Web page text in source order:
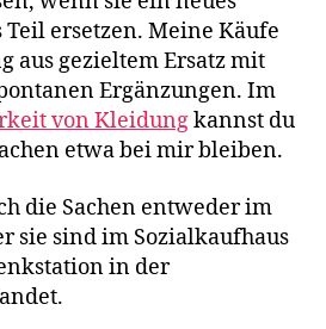
ersetzen. Meine Käufe
aus gezieltem Ersatz mit
Ergänzungen. Im
von Kleidungkannst du
etwa bei mir bleiben.
die Sachen entweder im
sie sind im Sozialkaufhaus
in der